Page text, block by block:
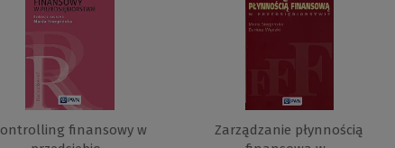
finansowy w
Zarządzanie płynnością